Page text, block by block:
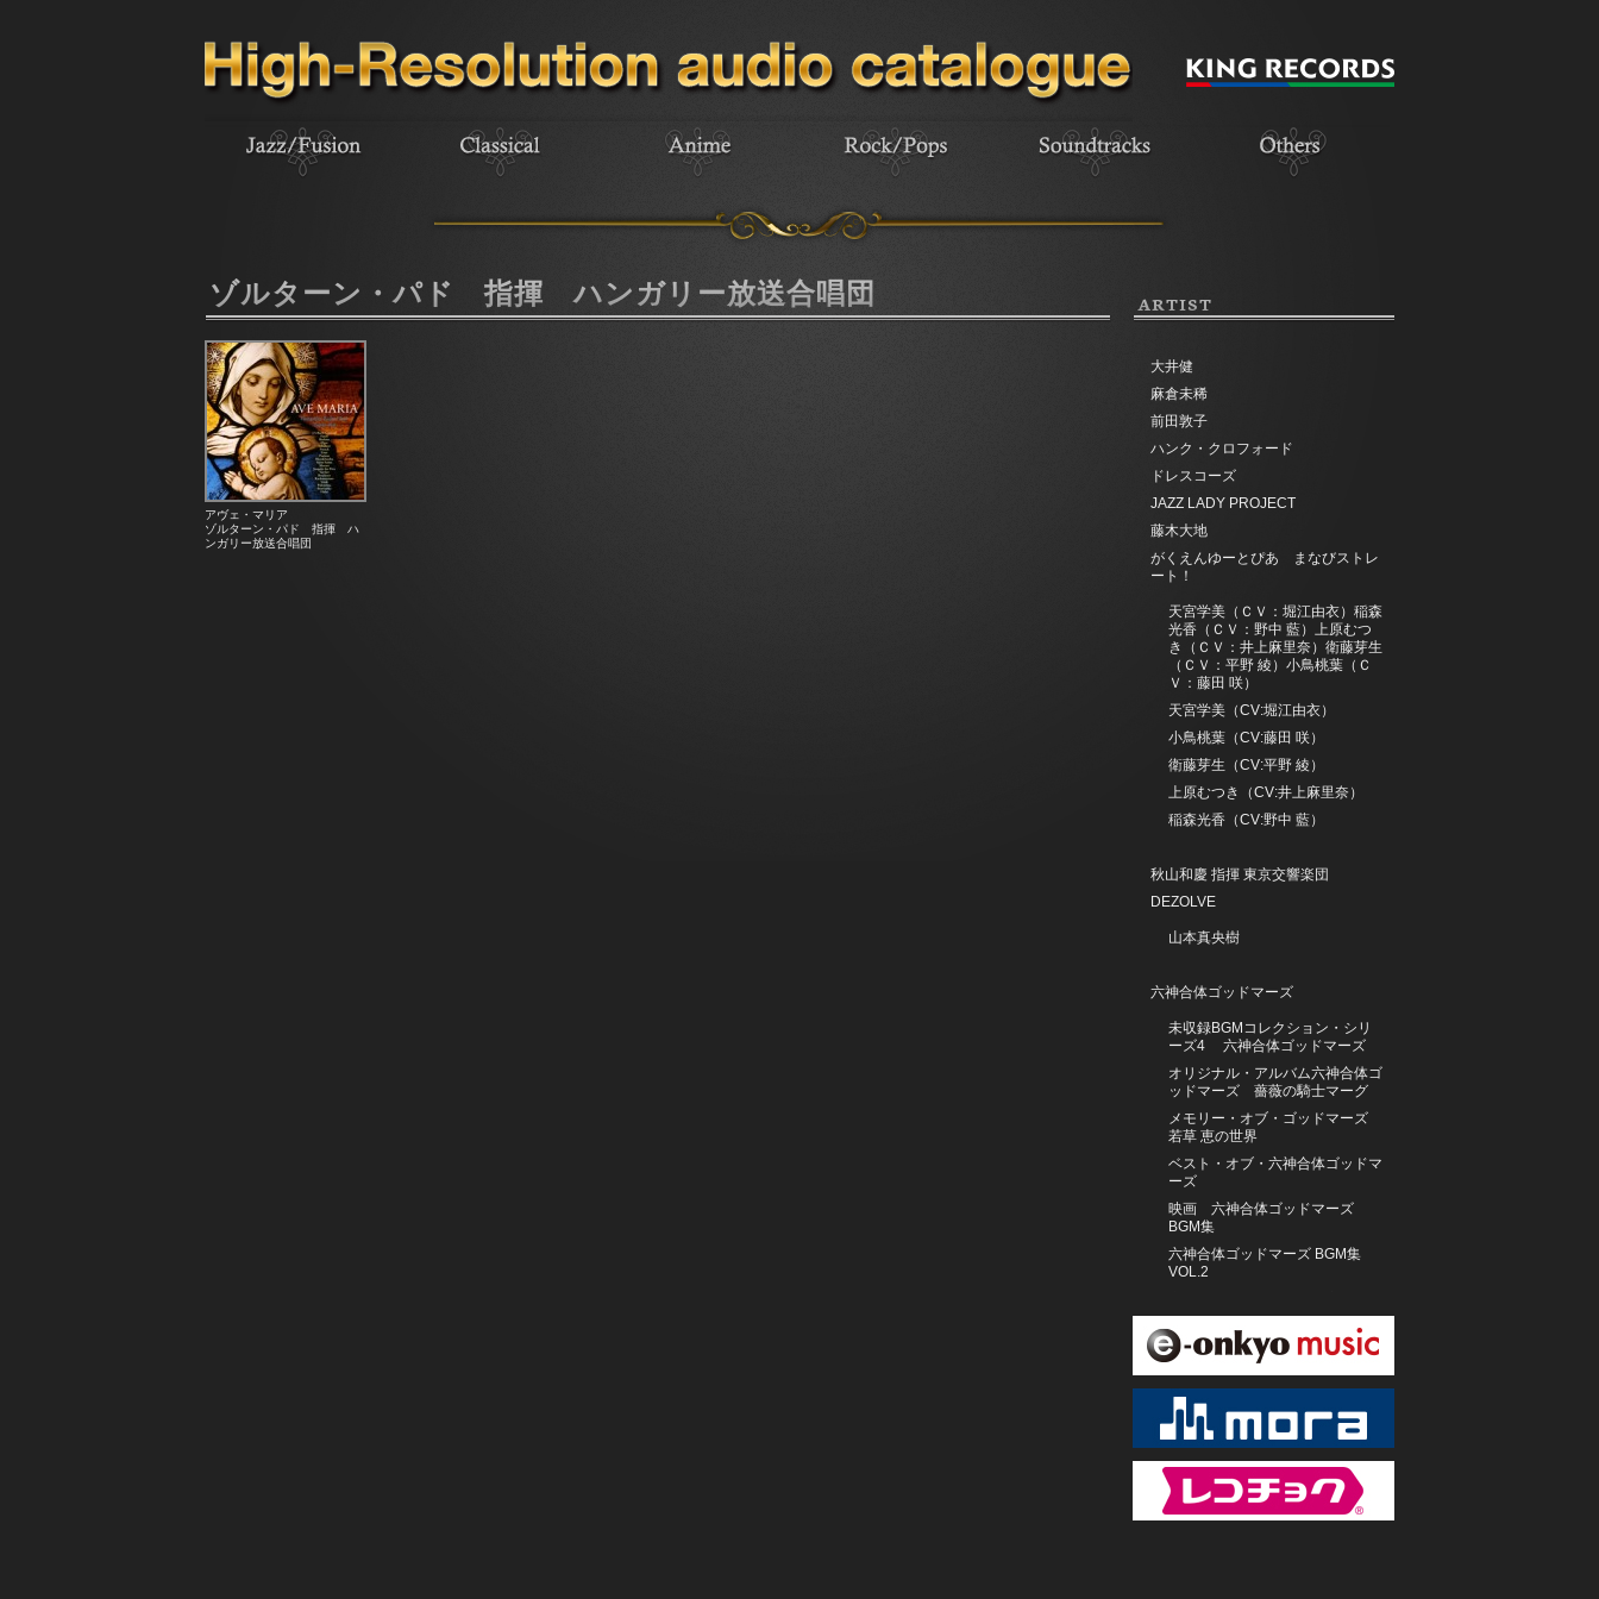
ゾルターン・パド 指揮 ハンガリー放送合唱団
アヴェ・マリア
ゾルターン・パド 指揮 ハ
ンガリー放送合唱団
ARTIST
大井健
麻倉未稀
前田敦子
ハンク・クロフォード
ドレスコーズ
JAZZ LADY PROJECT
藤木大地
がくえんゆーとぴあ まなびストレ
ート！
天宮学美（ＣＶ：堀江由衣）稲森
光香（ＣＶ：野中 藍）上原むつ
き（ＣＶ：井上麻里奈）衛藤芽生
（ＣＶ：平野 綾）小鳥桃葉（Ｃ
Ｖ：藤田 咲）
天宮学美（CV:堀江由衣）
小鳥桃葉（CV:藤田 咲）
衛藤芽生（CV:平野 綾）
上原むつき（CV:井上麻里奈）
稲森光香（CV:野中 藍）
秋山和慶 指揮 東京交響楽団
DEZOLVE
山本真央樹
六神合体ゴッドマーズ
未収録BGMコレクション・シリ
ーズ4 六神合体ゴッドマーズ
オリジナル・アルバム六神合体ゴ
ッドマーズ 薔薇の騎士マーグ
メモリー・オブ・ゴッドマーズ
若草 恵の世界
ベスト・オブ・六神合体ゴッドマ
ーズ
映画 六神合体ゴッドマーズ
BGM集
六神合体ゴッドマーズ BGM集
VOL.2
ウルフ＝ディーター・シャーフ（フ
ルート）、他
アナ・デ・ラ・ヴェガ（フルー
ト） イギリス室内管弦楽団
峰厚介 ミーツ 渋谷毅＆林栄一
アリサ・ワイラースタイン（チェ
ロ） トロンハイム・ソロイスツ
クリストファー・ヤコブソン（オル